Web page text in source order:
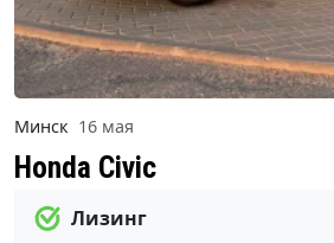
Минск 16 мая
Honda Civic
Лизинг